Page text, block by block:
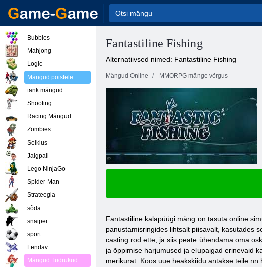
Fantastiline Fishing
Alternatiivsed nimed: Fantastiline Fishing
Mängud Online MMORPG mänge võrgus
Fantastiline kalapüügi mäng on tasuta online
panustamisringides lihtsalt piisavalt, kasutades
casting rod ette, ja siis peate ühendama oma
ja õppimise harjumused ja elupaigad erinevaid
merikurat. Koos uue heakskiidu antakse teile
Bubbles
Mahjong
Logic
Mängud poistele
tank mängud
Shooting
Racing Mängud
Zombies
Seiklus
Jalgpall
Lego NinjaGo
Spider-Man
Strateegia
sõda
snaiper
sport
Lendav
Mängud Tüdrukud